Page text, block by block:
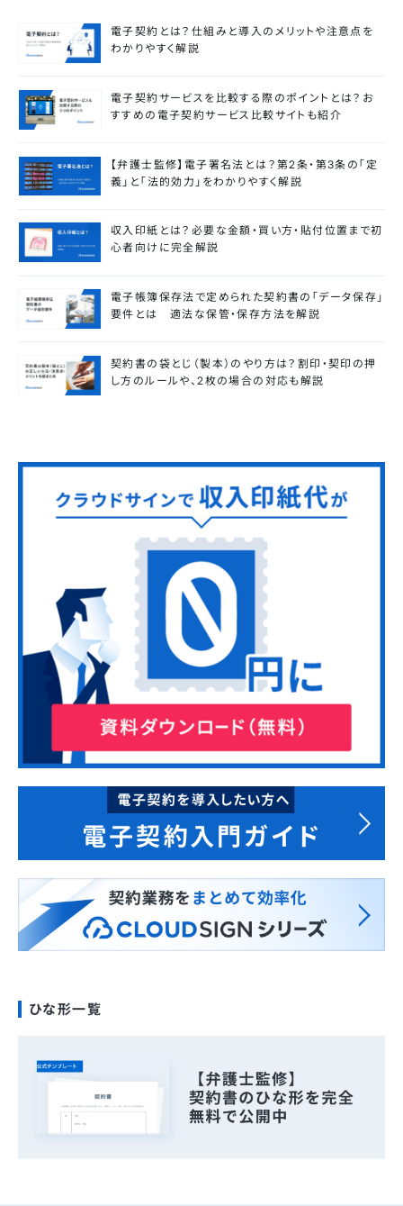
電子契約とは？仕組みと導入のメリットや注意点を
わかりやすく解説
電子契約サービスを比較する際のポイントとは？お
すすめの電子契約サービス比較サイトも紹介
【弁護士監修】電子署名法とは？第2条・第3条の「定
義」と「法的効力」をわかりやすく解説
収入印紙とは？必要な金額・買い方・貼付位置まで初
心者向けに完全解説
電子帳簿保存法で定められた契約書の「データ保存」
要件とは 適法な保管・保存方法を解説
契約書の袋とじ（製本）のやり方は？割印・契印の押
し方のルールや、2枚の場合の対応も解説
ひな形一覧